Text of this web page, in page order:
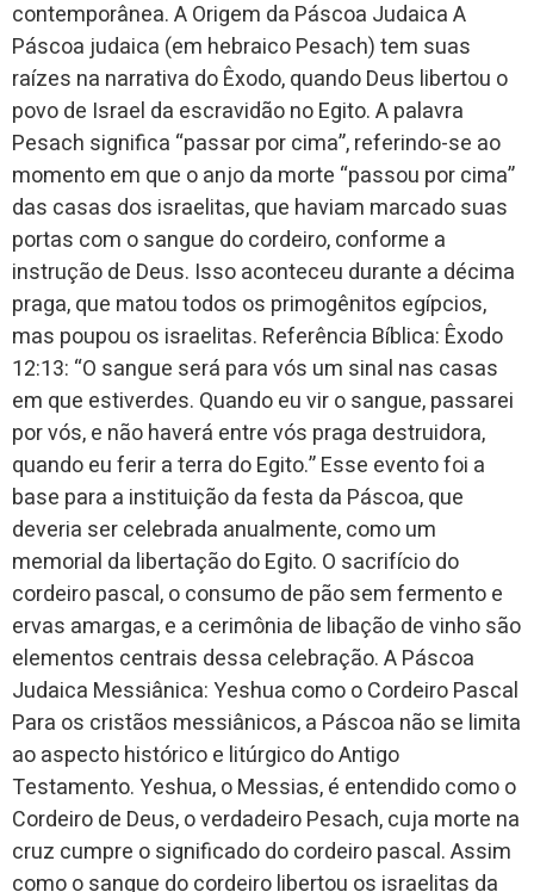
contemporânea. A Origem da Páscoa Judaica A
Páscoa judaica (em hebraico Pesach) tem suas
raízes na narrativa do Êxodo, quando Deus libertou o
povo de Israel da escravidão no Egito. A palavra
Pesach significa “passar por cima”, referindo-se ao
momento em que o anjo da morte “passou por cima”
das casas dos israelitas, que haviam marcado suas
portas com o sangue do cordeiro, conforme a
instrução de Deus. Isso aconteceu durante a décima
praga, que matou todos os primogênitos egípcios,
mas poupou os israelitas. Referência Bíblica: Êxodo
12:13: “O sangue será para vós um sinal nas casas
em que estiverdes. Quando eu vir o sangue, passarei
por vós, e não haverá entre vós praga destruidora,
quando eu ferir a terra do Egito.” Esse evento foi a
base para a instituição da festa da Páscoa, que
deveria ser celebrada anualmente, como um
memorial da libertação do Egito. O sacrifício do
cordeiro pascal, o consumo de pão sem fermento e
ervas amargas, e a cerimônia de libação de vinho são
elementos centrais dessa celebração. A Páscoa
Judaica Messiânica: Yeshua como o Cordeiro Pascal
Para os cristãos messiânicos, a Páscoa não se limita
ao aspecto histórico e litúrgico do Antigo
Testamento. Yeshua, o Messias, é entendido como o
Cordeiro de Deus, o verdadeiro Pesach, cuja morte na
cruz cumpre o significado do cordeiro pascal. Assim
como o sangue do cordeiro libertou os israelitas da